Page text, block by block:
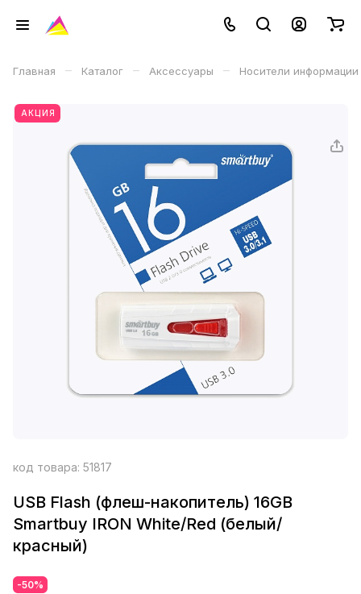
Главная – Каталог – Аксессуары – Носители информации
АКЦИЯ
код товара: 51817
USB Flash (флеш-накопитель) 16GB
Smartbuy IRON White/Red (белый/
красный)
-50%